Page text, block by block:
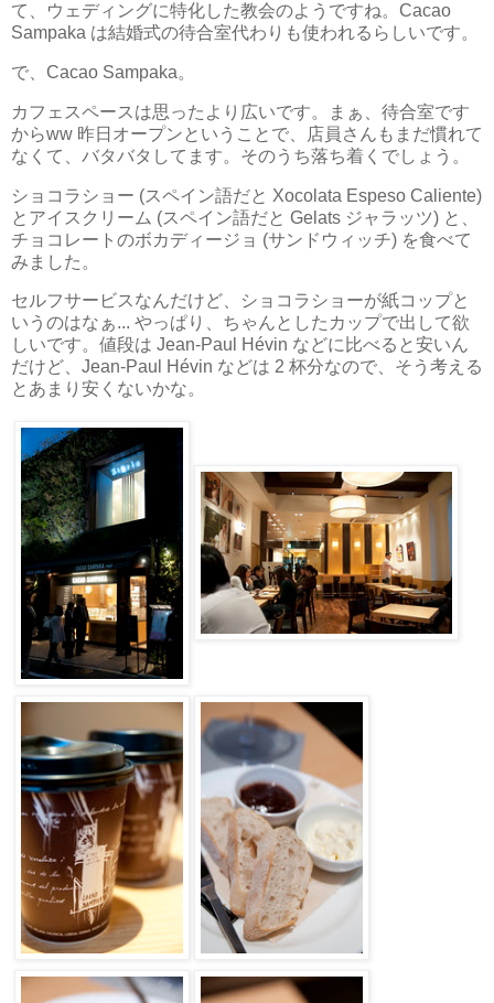
て、ウェディングに特化した教会のようですね。Cacao
Sampaka は結婚式の待合室代わりも使われるらしいです。
で、Cacao Sampaka。
カフェスペースは思ったより広いです。まぁ、待合室です
からww 昨日オープンということで、店員さんもまだ慣れて
なくて、バタバタしてます。そのうち落ち着くでしょう。
ショコラショー (スペイン語だと Xocolata Espeso Caliente)
とアイスクリーム (スペイン語だと Gelats ジャラッツ) と、
チョコレートのボカディージョ (サンドウィッチ) を食べて
みました。
セルフサービスなんだけど、ショコラショーが紙コップと
いうのはなぁ... やっぱり、ちゃんとしたカップで出して欲
しいです。値段は Jean-Paul Hévin などに比べると安いん
だけど、Jean-Paul Hévin などは 2 杯分なので、そう考える
とあまり安くないかな。